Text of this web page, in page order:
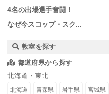
4名の出場選手奮闘！
なぜ今スコップ・スク...
教室を探す
都道府県から探す
北海道・東北
北海道 青森県 岩手県 宮城県